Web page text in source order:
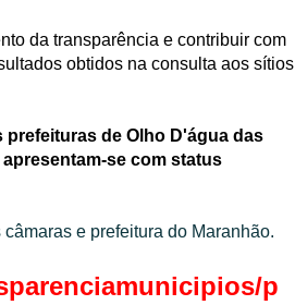
da transparência e contribuir com
obtidos na consulta aos sítios
prefeituras de Olho D'água das
se com status
e prefeitura do Maranhão.
p